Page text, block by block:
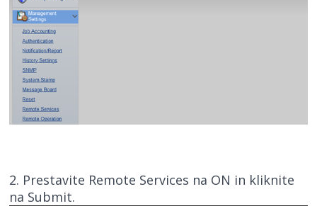
2. Prestavite Remote Services na ON in kliknite
na Submit.